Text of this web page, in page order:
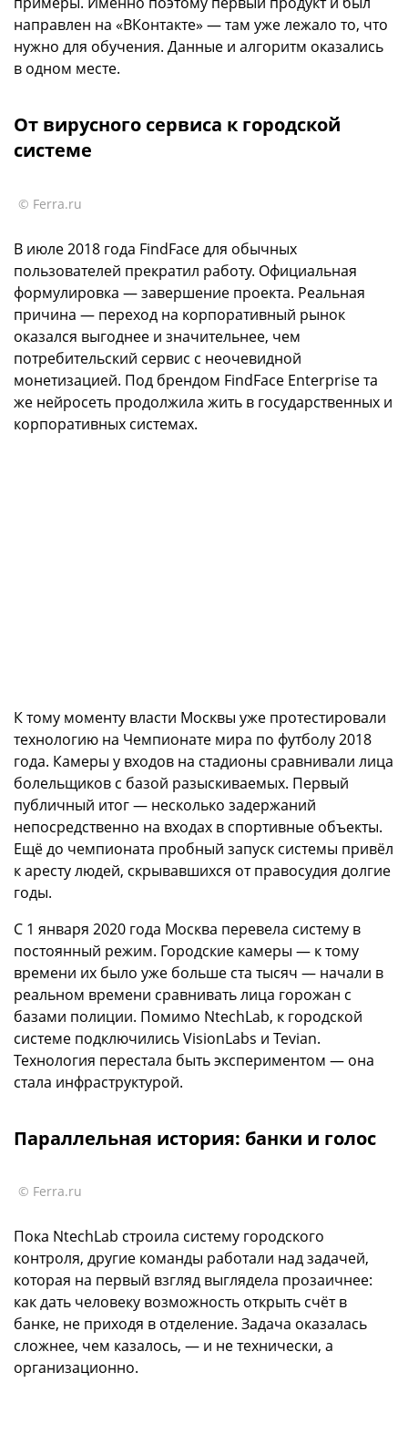
направлен на «ВКонтакте» — там уже лежало то, что
нужно для обучения. Данные и алгоритм оказались
в одном месте.
От вирусного сервиса к городской
системе
© Ferra.ru
В июле 2018 года FindFace для обычных
пользователей прекратил работу. Официальная
формулировка — завершение проекта. Реальная
причина — переход на корпоративный рынок
оказался выгоднее и значительнее, чем
потребительский сервис с неочевидной
монетизацией. Под брендом FindFace Enterprise та
же нейросеть продолжила жить в государственных и
корпоративных системах.
К тому моменту власти Москвы уже протестировали
технологию на Чемпионате мира по футболу 2018
года. Камеры у входов на стадионы сравнивали лица
болельщиков с базой разыскиваемых. Первый
публичный итог — несколько задержаний
непосредственно на входах в спортивные объекты.
Ещё до чемпионата пробный запуск системы привёл
к аресту людей, скрывавшихся от правосудия долгие
годы.
С 1 января 2020 года Москва перевела систему в
постоянный режим. Городские камеры — к тому
времени их было уже больше ста тысяч — начали в
реальном времени сравнивать лица горожан с
базами полиции. Помимо NtechLab, к городской
системе подключились VisionLabs и Tevian.
Технология перестала быть экспериментом — она
стала инфраструктурой.
Параллельная история: банки и голос
© Ferra.ru
Пока NtechLab строила систему городского
контроля, другие команды работали над задачей,
которая на первый взгляд выглядела прозаичнее:
как дать человеку возможность открыть счёт в
банке, не приходя в отделение. Задача оказалась
сложнее, чем казалось, — и не технически, а
организационно.